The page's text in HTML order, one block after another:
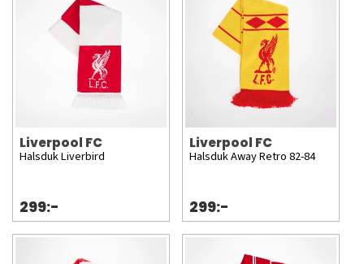
Liverpool FC
Halsduk Liverbird
299:-
Liverpool FC
Halsduk Away Retro 82-84
299:-